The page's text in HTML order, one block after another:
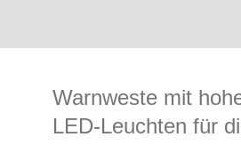
Warnweste mit
LED-Leuchten für